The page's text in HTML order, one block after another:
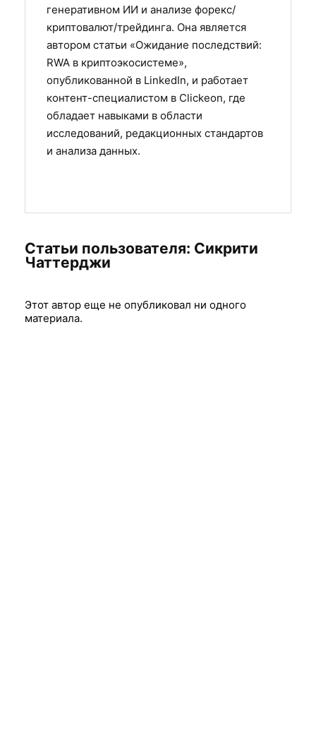
генеративном ИИ и анализе форекс/
криптовалют/трейдинга. Она является
автором статьи «Ожидание последствий:
RWA в криптоэкосистеме»,
опубликованной в LinkedIn, и работает
контент-специалистом в Clickeon, где
обладает навыками в области
исследований, редакционных стандартов
и анализа данных.
Статьи пользователя: Сикрити
Чаттерджи
Этот автор еще не опубликовал ни одного
материала.